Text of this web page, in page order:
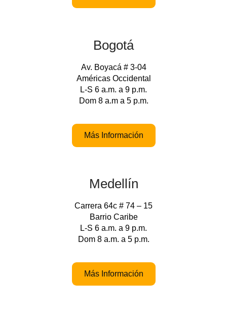
Bogotá
Av. Boyacá # 3-04
Américas Occidental
L-S 6 a.m. a 9 p.m.
Dom 8 a.m a 5 p.m.
Más Información
Medellín
Carrera 64c # 74 – 15
Barrio Caribe
L-S 6 a.m. a 9 p.m.
Dom 8 a.m. a 5 p.m.
Más Información